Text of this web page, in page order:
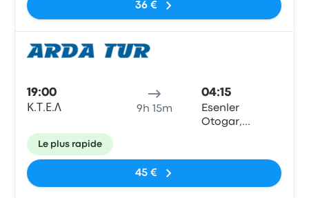
36 €
19:00
Κ.Τ.Ε.Λ 9h 15m
04:15
Esenler
Otogar,
Le plus rapide
45 €